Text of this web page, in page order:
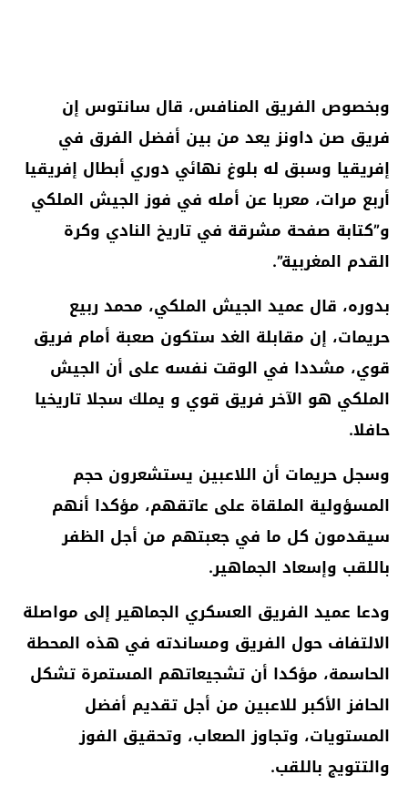
وبخصوص الفريق المنافس، قال سانتوس إن
فريق صن داونز يعد من بين أفضل الفرق في
إفريقيا وسبق له بلوغ نهائي دوري أبطال إفريقيا
أربع مرات، معربا عن أمله في فوز الجيش الملكي
و”كتابة صفحة مشرقة في تاريخ النادي وكرة
القدم المغربية”.
بدوره، قال عميد الجيش الملكي، محمد ربيع
حريمات، إن مقابلة الغد ستكون صعبة أمام فريق
قوي، مشددا في الوقت نفسه على أن الجيش
الملكي هو الآخر فريق قوي و يملك سجلا تاريخيا
حافلا.
وسجل حريمات أن اللاعبين يستشعرون حجم
المسؤولية الملقاة على عاتقهم، مؤكدا أنهم
سيقدمون كل ما في جعبتهم من أجل الظفر
باللقب وإسعاد الجماهير.
ودعا عميد الفريق العسكري الجماهير إلى مواصلة
الالتفاف حول الفريق ومساندته في هذه المحطة
الحاسمة، مؤكدا أن تشجيعاتهم المستمرة تشكل
الحافز الأكبر للاعبين من أجل تقديم أفضل
المستويات، وتجاوز الصعاب، وتحقيق الفوز
والتتويج باللقب.